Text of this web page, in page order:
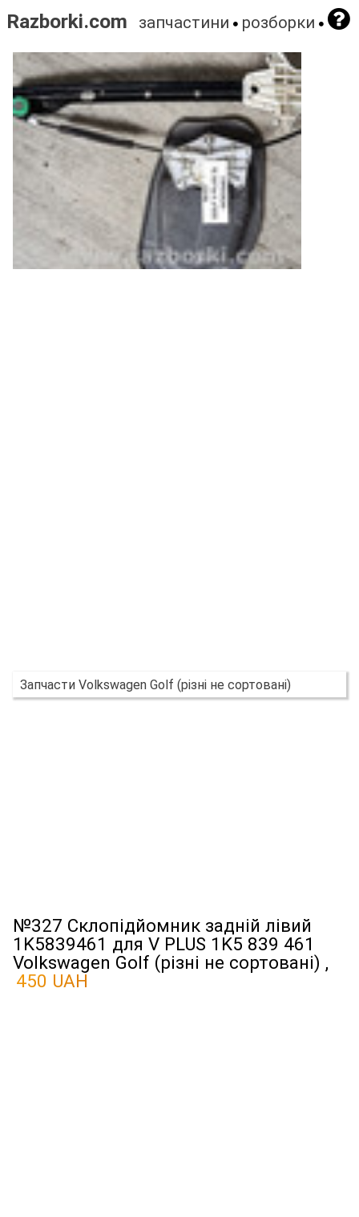
Razborki.com запчастини розборки
Запчасти Volkswagen Golf (різні не сортовані)
№327 Склопідйомник задній лівий
1K5839461 для V PLUS 1K5 839 461
Volkswagen Golf (різні не сортовані) ,
450 UAH